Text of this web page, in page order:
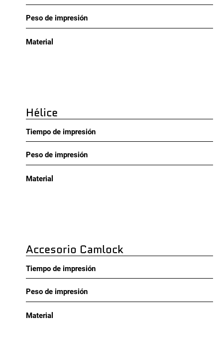
Peso de impresión
Material
Hélice
Tiempo de impresión
Peso de impresión
Material
Accesorio Camlock
Tiempo de impresión
Peso de impresión
Material